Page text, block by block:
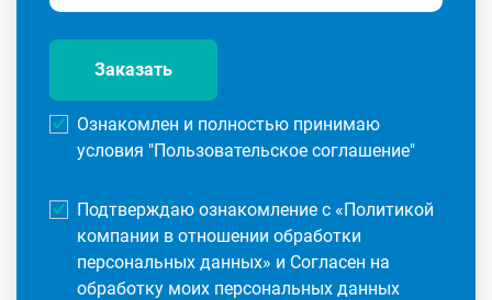
Заказать
Ознакомлен и полностью принимаю
условия "Пользовательское соглашение"
Подтверждаю ознакомление с «Политикой
компании в отношении обработки
персональных данных» и Согласен на
обработку моих персональных данных